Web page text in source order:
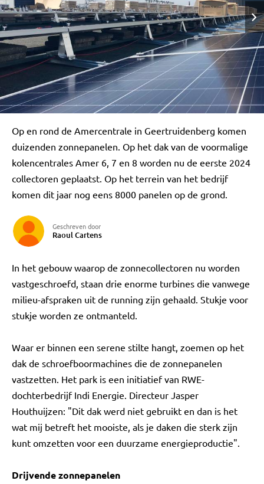
Op en rond de Amercentrale in Geertruidenberg komen
duizenden zonnepanelen. Op het dak van de voormalige
kolencentrales Amer 6, 7 en 8 worden nu de eerste 2024
collectoren geplaatst. Op het terrein van het bedrijf
komen dit jaar nog eens 8000 panelen op de grond.
Geschreven door
Raoul Cartens
In het gebouw waarop de zonnecollectoren nu worden
vastgeschroefd, staan drie enorme turbines die vanwege
milieu-afspraken uit de running zijn gehaald. Stukje voor
stukje worden ze ontmanteld.
Waar er binnen een serene stilte hangt, zoemen op het
dak de schroefboormachines die de zonnepanelen
vastzetten. Het park is een initiatief van RWE-
dochterbedrijf Indi Energie. Directeur Jasper
Houthuijzen: "Dit dak werd niet gebruikt en dan is het
wat mij betreft het mooiste, als je daken die sterk zijn
kunt omzetten voor een duurzame energieproductie".
Drijvende zonnepanelen